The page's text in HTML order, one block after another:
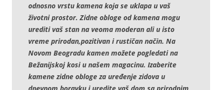
odnosno vrstu kamena koja se uklapa u vaš
životni prostor. Zidne obloge od kamena mogu
urediti vaš stan na veoma moderan ali u isto
vreme prirodan,pozitivan i rustičan način. Na
Novom Beogradu kamen možete pogledati na
Bežanijskoj kosi u našem magacinu. Izaberite
kamene zidne obloge za uređenje zidova u